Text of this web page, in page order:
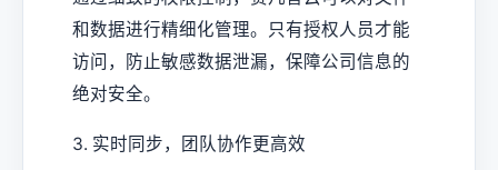
和数据进行精细化管理。只有授权人员才能
访问，防止敏感数据泄漏，保障公司信息的
绝对安全。
3. 实时同步，团队协作更高效